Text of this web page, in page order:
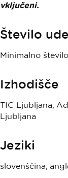
vključeni.
Število
Minimalno
Izhodišče
TIC Ljubljana,
Ljubljana
Jeziki
slovenščina,